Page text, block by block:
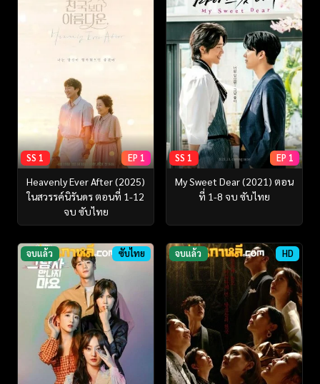
SS 1 EP 1
Heavenly Ever After (2025)
ในสวรรค์นิรันดร ตอนที่ 1-12
จบ ซับไทย
SS 1 EP 1
My Sweet Dear (2021) ตอน
ที่ 1-8 จบ ซับไทย
จบแล้ว ซับไทย จบแล้ว HD